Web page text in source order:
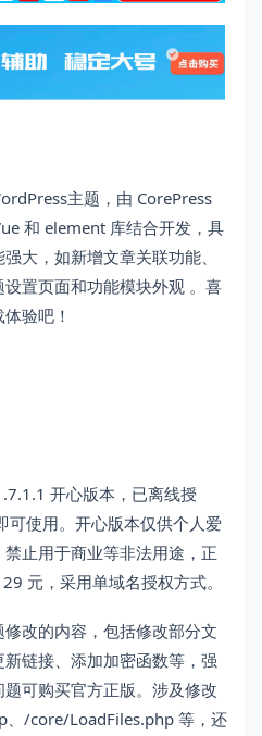
主题，由 CorePress
和 element 库结合开发，具
大，如新增文章关联功能、
置页面和功能模块外观 。喜
验吧！
开心版本，已离线授
可使用。开心版本仅供个人爱
止用于商业等非法用途，正
元，采用单域名授权方式。
改的内容，包括修改部分文
链接、添加加密函数等，强
可购买官方正版。涉及修改
/core/LoadFiles.php 等，还